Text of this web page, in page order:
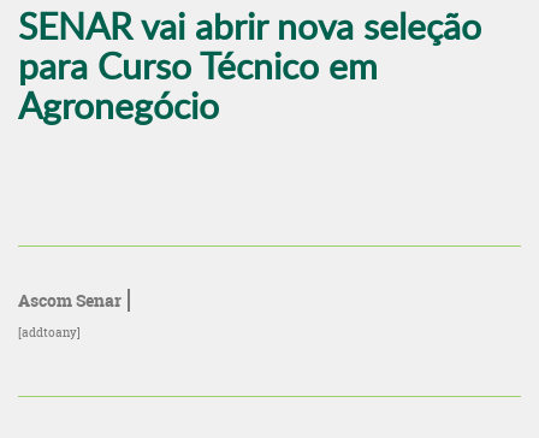
SENAR vai abrir nova seleção
para Curso Técnico em
Agronegócio
Ascom Senar
[addtoany]